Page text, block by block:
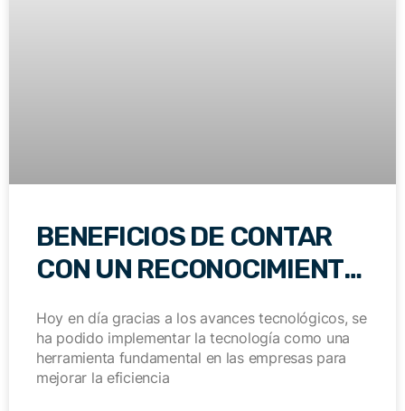
BENEFICIOS DE CONTAR
CON UN RECONOCIMIENTO
Hoy en día gracias a los avances tecnológicos, se
ha podido implementar la tecnología como una
herramienta fundamental en las empresas para
mejorar la eficiencia